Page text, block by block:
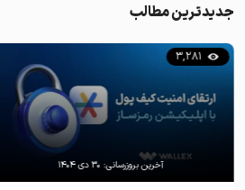
جدیدترین مطالب
3,281
آخرین بروزرسانی: ۳۰ دی ۱۴۰۴